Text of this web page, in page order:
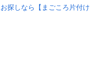
探しなら【まごころ片付け